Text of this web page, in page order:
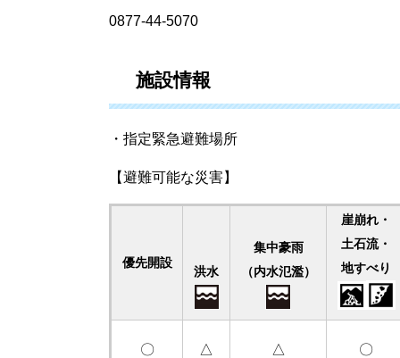
0877-44-5070
施設情報
・指定緊急避難場所
【避難可能な災害】
優先開設
洪水
集中豪雨
（内水氾濫）
崖崩れ・
土石流・
地すべり
〇 △ △ 〇